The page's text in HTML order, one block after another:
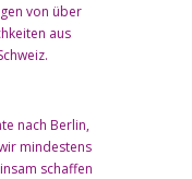
von über
aus
nach Berlin,
mindestens
schaffen